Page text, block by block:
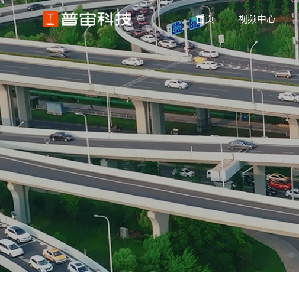
首页 视频中心